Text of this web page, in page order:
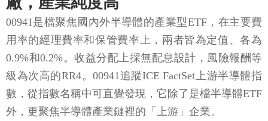
00941是檔聚焦國內外半導體的產業型ETF，在主要費
用率的經理費率和保管費率上，兩者皆為定值、各為
0.9%和0.2%。收益分配上採無配息設計，風險報酬等
級為次高的RR4。00941追蹤ICE FactSet上游半導體指
數，從指數名稱中可直覺發現，它除了是檔半導體ETF
外，更聚焦半導體產業鏈裡的「上游」企業。